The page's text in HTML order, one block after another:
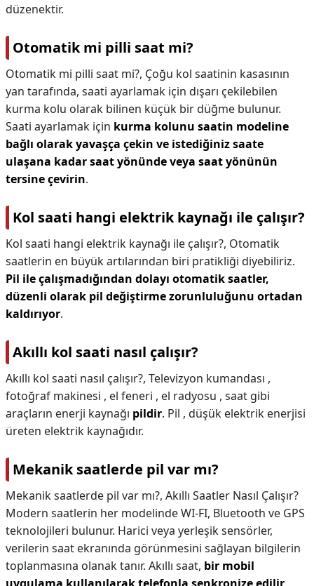
düzenektir.
Otomatik mi pilli saat mi?
Otomatik mi pilli saat mi?, Çoğu kol saatinin kasasının
yan tarafında, saati ayarlamak için dışarı çekilebilen
kurma kolu olarak bilinen küçük bir düğme bulunur.
Saati ayarlamak için kurma kolunu saatin modeline
bağlı olarak yavaşça çekin ve istediğiniz saate
ulaşana kadar saat yönünde veya saat yönünün
tersine çevirin.
Kol saati hangi elektrik kaynağı ile çalışır?
Kol saati hangi elektrik kaynağı ile çalışır?, Otomatik
saatlerin en büyük artılarından biri pratikliği diyebiliriz.
Pil ile çalışmadığından dolayı otomatik saatler,
düzenli olarak pil değiştirme zorunluluğunu ortadan
kaldırıyor.
Akıllı kol saati nasıl çalışır?
Akıllı kol saati nasıl çalışır?, Televizyon kumandası ,
fotoğraf makinesi , el feneri , el radyosu , saat gibi
araçların enerji kaynağı pildir. Pil , düşük elektrik enerjisi
üreten elektrik kaynağıdır.
Mekanik saatlerde pil var mı?
Mekanik saatlerde pil var mı?, Akıllı Saatler Nasıl Çalışır?
Modern saatlerin her modelinde WI-FI, Bluetooth ve GPS
teknolojileri bulunur. Harici veya yerleşik sensörler,
verilerin saat ekranında görünmesini sağlayan bilgilerin
toplanmasına olanak tanır. Akıllı saat, bir mobil